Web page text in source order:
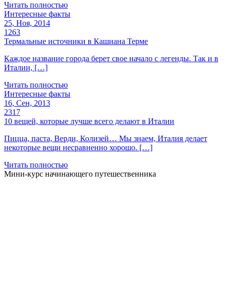
Читать полностью
Интересные факты
25, Ноя, 2014
1263
Термальные источники в Кашиана Терме
Каждое название города берет свое начало с легенды. Так и в
Италии, […]
Читать полностью
Интересные факты
16, Сен, 2013
2317
10 вещей, которые лучше всего делают в Италии
Пицца, паста, Верди, Колизей… Мы знаем, Италия делает
некоторые вещи несравненно хорошо. […]
Читать полностью
Мини-курс начинающего путешественника